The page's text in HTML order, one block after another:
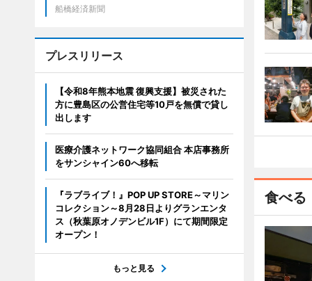
食べる
船橋経済新聞
プレスリリース
【令和8年熊本地震 復興支援】被災された
方に豊島区の公営住宅等10戸を無償で貸し
出します
医療介護ネットワーク協同組合 本店事務所
をサンシャイン60へ移転
『ラブライブ！』POP UP STORE～マリン
コレクション～8月28日よりグランエンタ
ス（秋葉原オノデンビル1F）にて期間限定
オープン！
もっと見る